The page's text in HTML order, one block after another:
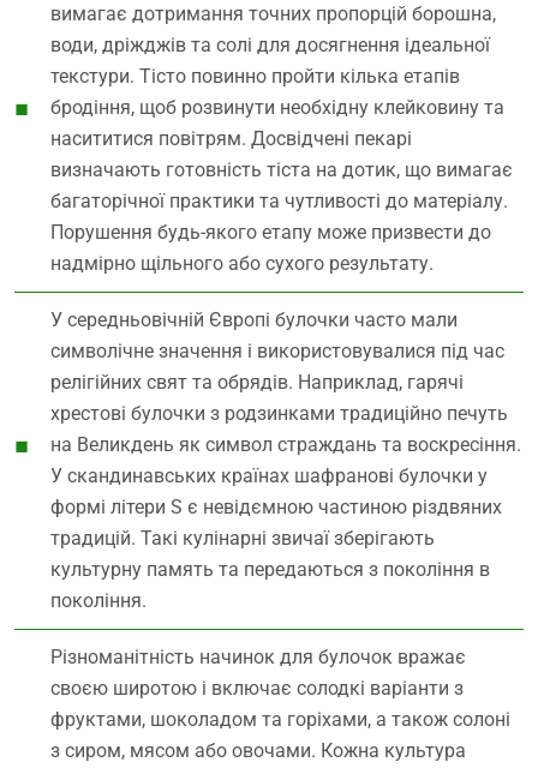
вимагає дотримання точних пропорцій борошна,
води, дріжджів та солі для досягнення ідеальної
текстури. Тісто повинно пройти кілька етапів
бродіння, щоб розвинути необхідну клейковину та
насититися повітрям. Досвідчені пекарі
визначають готовність тіста на дотик, що вимагає
багаторічної практики та чутливості до матеріалу.
Порушення будь-якого етапу може призвести до
надмірно щільного або сухого результату.
У середньовічній Європі булочки часто мали
символічне значення і використовувалися під час
релігійних свят та обрядів. Наприклад, гарячі
хрестові булочки з родзинками традиційно печуть
на Великдень як символ страждань та воскресіння.
У скандинавських країнах шафранові булочки у
формі літери S є невідємною частиною різдвяних
традицій. Такі кулінарні звичаї зберігають
культурну память та передаються з покоління в
покоління.
Різноманітність начинок для булочок вражає
своєю широтою і включає солодкі варіанти з
фруктами, шоколадом та горіхами, а також солоні
з сиром, мясом або овочами. Кожна культура